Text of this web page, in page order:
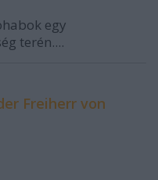
egy
terén....
Freiherr von